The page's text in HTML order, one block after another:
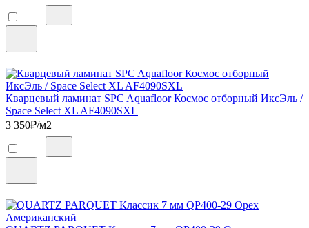
Кварцевый ламинат SPC Aquafloor Космос отборный ИксЭль /
Space Select XL AF4090SXL
3 350₽/м2